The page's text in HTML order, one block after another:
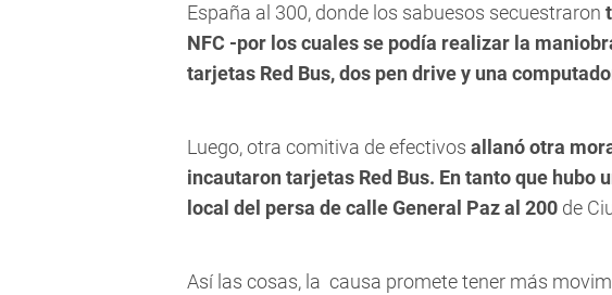
España al 300, donde los sabuesos secuestraron
NFC -por los cuales se podía realizar la
tarjetas Red Bus, dos pen drive y una
Luego, otra comitiva de efectivos allanó otra
incautaron tarjetas Red Bus. En tanto que hubo
local del persa de calle General Paz al 200 de
Así las cosas, la causa promete tener más